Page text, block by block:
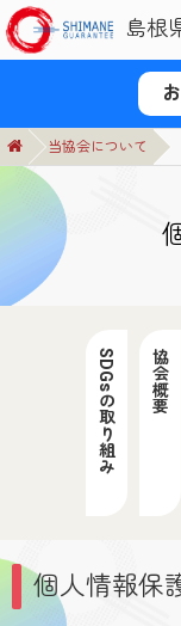
島根
当協会について
SDGsの取り組み 協会概要
個人情報保